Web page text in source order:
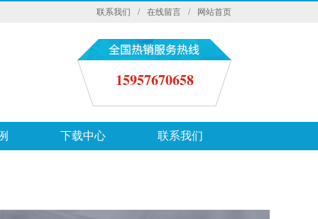
联系我们 / 在线留言 / 网站首页
15957670658
下载中心 联系我们